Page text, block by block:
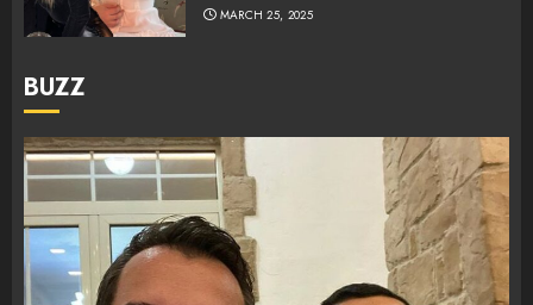
MARCH 25, 2025
BUZZ